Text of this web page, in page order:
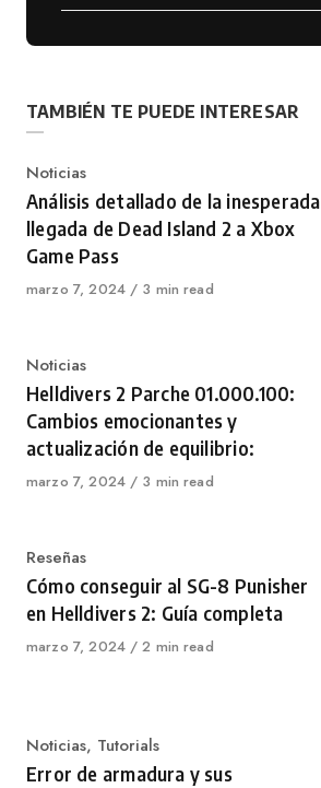
TAMBIÉN TE PUEDE INTERESAR
Categoría
Noticias
Análisis detallado de la inesperada
llegada de Dead Island 2 a Xbox
Game Pass
Publicado
marzo 7, 2024 3 min read
Categoría
Noticias
Helldivers 2 Parche 01.000.100:
Cambios emocionantes y
actualización de equilibrio:
Publicado
marzo 7, 2024 3 min read
Categoría
Reseñas
Cómo conseguir al SG-8 Punisher
en Helldivers 2: Guía completa
Publicado
marzo 7, 2024 2 min read
Categoría
Noticias, Tutorials
Error de armadura y sus